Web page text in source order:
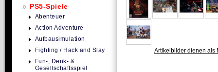
Artikelbilder dienen als
PS5-Spiele
Abenteuer
Action Adventure
Aufbausimulation
Fighting / Hack and Slay
Fun-, Denk- &
Gesellschaftsspiel